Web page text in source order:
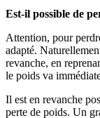
Est-il possible de
Attention, pour
adapté.
revanche, en
le poids va
Il est en revanche
perte de poids. Un